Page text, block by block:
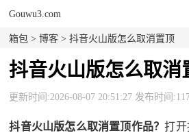
Gouwu3.com
箱包 >博客 > 抖音火山版怎么取消置顶
抖音火山版怎么取消
更新时间:2026-08-07 20:51:27 发布时间
抖音火山版怎么取消置顶作品？打开